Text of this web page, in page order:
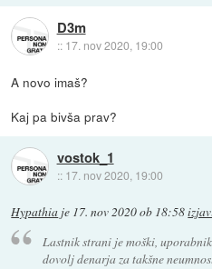
D3m
:: 17. nov 2020, 19:00
A novo imaš?
Kaj pa bivša prav?
vostok_1
:: 17. nov 2020, 19:00
Hypathia je 17. nov 2020 ob 18:58
Lastnik strani je moški,
dovolj denarja za takšne